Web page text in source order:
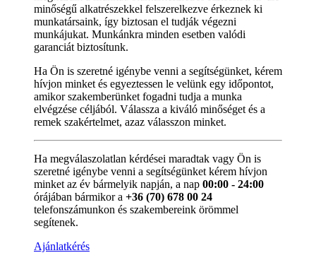
minőségű alkatrészekkel felszerelkezve érkeznek ki
munkatársaink, így biztosan el tudják végezni
munkájukat. Munkánkra minden esetben valódi
garanciát biztosítunk.
Ha Ön is szeretné igénybe venni a segítségünket, kérem
hívjon minket és egyeztessen le velünk egy időpontot,
amikor szakemberünket fogadni tudja a munka
elvégzése céljából. Válassza a kiváló minőséget és a
remek szakértelmet, azaz válasszon minket.
Ha megválaszolatlan kérdései maradtak vagy Ön is
szeretné igénybe venni a segítségünket kérem hívjon
minket az év bármelyik napján, a nap 00:00 - 24:00
órájában bármikor a +36 (70) 678 00 24
telefonszámunkon és szakembereink örömmel
segítenek.
Ajánlatkérés